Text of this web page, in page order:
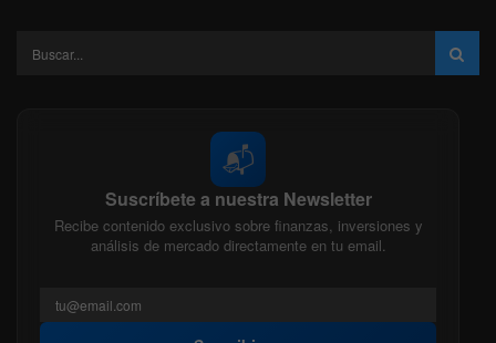
📬
Suscríbete a nuestra Newsletter
Recibe contenido exclusivo sobre finanzas, inversiones y
análisis de mercado directamente en tu email.